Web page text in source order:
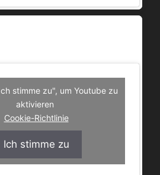
stimme zu", um Youtube zu
aktivieren
Cookie-Richtlinie
Ich stimme zu